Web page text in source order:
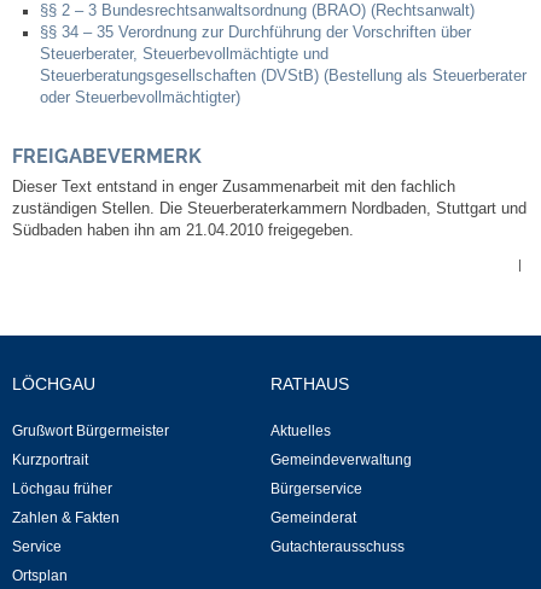
Notruf
Betreuung & Bildung
Schulen
Kindergärten
Kirchen & Religionen
Evangelische Kirchengemeinde
Katholische Kirchengemeinde
Neuapostolische Kirche
Hallen & Säle
§§ 2 – 3 Bundesrechtsanwaltsordnung (BRAO) (Rechtsanwalt)
§§ 34 – 35 Verordnung zur Durchführung der Vorschriften über
Steuerberater, Steuerbevollmächtigte und
Steuerberatungsgesellschaften (DVStB) (Bestellung als Steuerberater
oder Steuerbevollmächtigter)
FREIGABEVERMERK
Dieser Text entstand in enger Zusammenarbeit mit den fachlich
zuständigen Stellen. Die Steuerberaterkammern Nordbaden, Stuttgart und
Südbaden haben ihn am 21.04.2010 freigegeben.
|
LÖCHGAU
Grußwort Bürgermeister
Kurzportrait
Löchgau früher
Zahlen & Fakten
Service
Ortsplan
RATHAUS
Aktuelles
Gemeindeverwaltung
Bürgerservice
Gemeinderat
Gutachterausschuss